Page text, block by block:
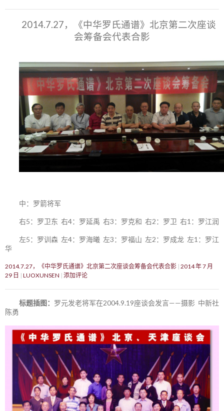
2014.7.27，《中华罗氏通谱》北京第二次座谈
会筹备会代表合影
中：罗箭将军
右5：罗卫东 右4：罗延禹 右3：罗克和 右2：罗卫 右1：罗江润
左5：罗训森 左4：罗海曦 左3：罗福山 左2：罗成龙 左1：罗江
华
2014.7.27，《中华罗氏通谱》北京第二次座谈会筹备会代表合影 2014 年 7 月
29 日
LUOXUNSEN 添加评论
标题插图： 罗元发老将军在2004.9.19座谈会发言——摄影 中新社
陈勇